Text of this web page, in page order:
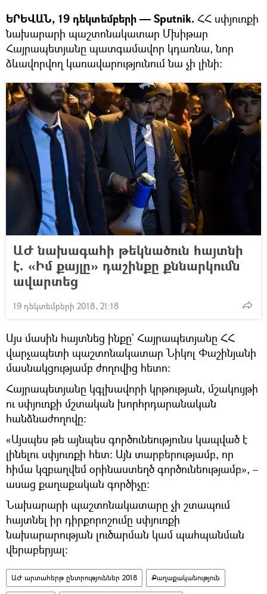
ԵՐԵՎԱՆ, 19 դեկտեմբերի — Sputnik. ՀՀ սփյուռքի
նախարարի պաշտոնակատար Մխիթար
Հայրապետյանը պատգամավոր կդառնա, նոր
ձևավորվող կառավարությունում նա չի լինի։
ԱԺ նախագահի թեկնածուն հայտնի
է. «Իմ քայլը» դաշինքը քննարկումն
ավարտեց
19 դեկտեմբերի 2018, 21:18
Այս մասին հայտնեց ինքը` Հայրապետյանը ՀՀ
վարչապետի պաշտոնակատար Նիկոլ Փաշինյանի
մասնակցությամբ ժողովից հետո։
Հայրապետյանը կգլխավորի կրթության, մշակույթի
ու սփյուռքի մշտական խորհրդարանական
հանձնաժողովը։
«Այսպես թե այնպես գործունեությունս կապված է
լինելու սփյուռքի հետ։ Այն տարբերությամբ, որ
հիմա կզբաղվեմ օրինաստեղծ գործունեությամբ», –
ասաց քաղաքական գործիչը։
Նախարարի պաշտոնակատարը չի շտապում
հայտնել իր դիրքորոշումը սփյուռքի
նախարարության լուծարման կամ պահպանման
վերաբերյալ։
ԱԺ արտահերթ ընտրություններ 2018 Քաղաքականություն